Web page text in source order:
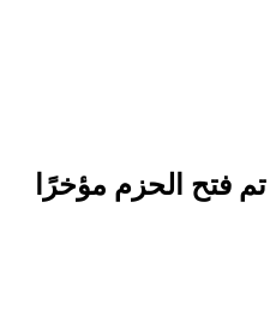
تم فتح الحزم مؤخرًا